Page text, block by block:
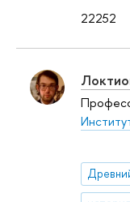
22252